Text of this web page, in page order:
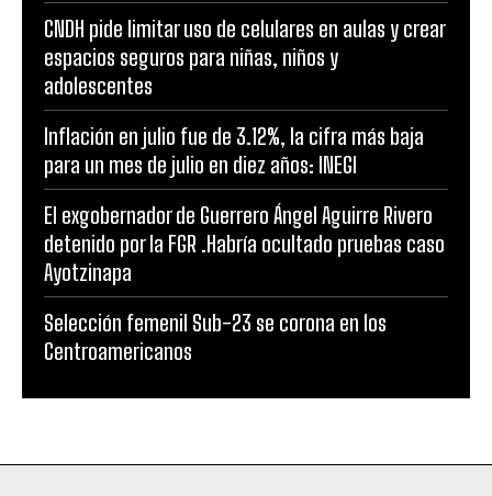
CNDH pide limitar uso de celulares en aulas y crear
espacios seguros para niñas, niños y
adolescentes
Inflación en julio fue de 3.12%, la cifra más baja
para un mes de julio en diez años: INEGI
El exgobernador de Guerrero Ángel Aguirre Rivero
detenido por la FGR .Habría ocultado pruebas caso
Ayotzinapa
Selección femenil Sub-23 se corona en los
Centroamericanos